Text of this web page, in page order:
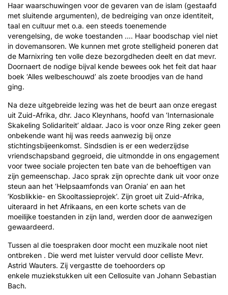
Haar waarschuwingen voor de gevaren van de islam (gestaafd
met sluitende argumenten), de bedreiging van onze identiteit,
taal en cultuur met o.a. een steeds toenemende
verengelsing, de woke toestanden .... Haar boodschap viel niet
in dovemansoren. We kunnen met grote stelligheid poneren dat
de Marnixring ten volle deze bezorgdheden deelt en dat mevr.
Doornaert de nodige bijval kende bewees ook het feit dat haar
boek ‘Alles welbeschouwd’ als zoete broodjes van de hand
ging.
Na deze uitgebreide lezing was het de beurt aan onze eregast
uit Zuid-Afrika, dhr. Jaco Kleynhans, hoofd van ‘Internasionale
Skakeling Solidariteit’ aldaar. Jaco is voor onze Ring zeker geen
onbekende want hij was reeds aanwezig bij onze
stichtingsbijeenkomst. Sindsdien is er een wederzijdse
vriendschapsband gegroeid, die uitmondde in ons engagement
voor twee sociale projecten ten bate van de behoeftigen van
zijn gemeenschap. Jaco sprak zijn oprechte dank uit voor onze
steun aan het ‘Helpsaamfonds van Orania’ en aan het
‘Kosblikkie- en Skooltassieprojek’. Zijn groet uit Zuid-Afrika,
uiteraard in het Afrikaans, en een korte schets van de
moeilijke toestanden in zijn land, werden door de aanwezigen
gewaardeerd.
Tussen al die toespraken door mocht een muzikale noot niet
ontbreken . Die werd met luister vervuld door celliste Mevr.
Astrid Wauters. Zij vergastte de toehoorders op
enkele muziekstukken uit een Cellosuite van Johann Sebastian
Bach.